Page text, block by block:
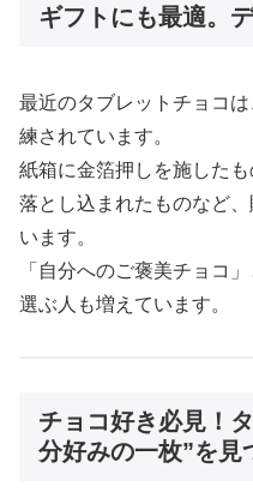
ギフトにも最適。
最近のタブレットチョコ
練されています。
紙箱に金箔押しを施した
落とし込まれたものなど
います。
「自分へのご褒美チョコ
選ぶ人も増えています。
チョコ好き必見！
分好みの一枚”を見